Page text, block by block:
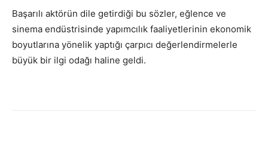
Başarılı aktörün dile getirdiği bu sözler, eğlence ve
sinema endüstrisinde yapımcılık faaliyetlerinin ekonomik
boyutlarına yönelik yaptığı çarpıcı değerlendirmelerle
büyük bir ilgi odağı haline geldi.